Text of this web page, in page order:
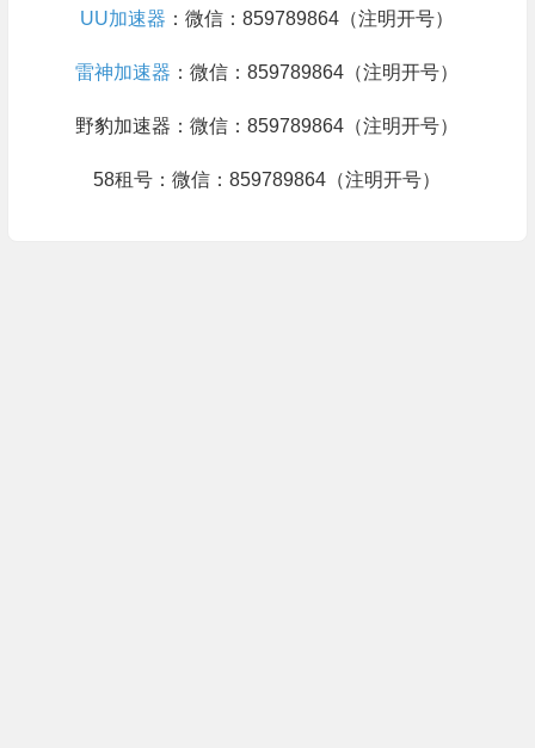
UU加速器 ：微信：859789864（注明开号）
雷神加速器 ：微信：859789864（注明开号）
野豹加速器：微信：859789864（注明开号）
58租号：微信：859789864（注明开号）